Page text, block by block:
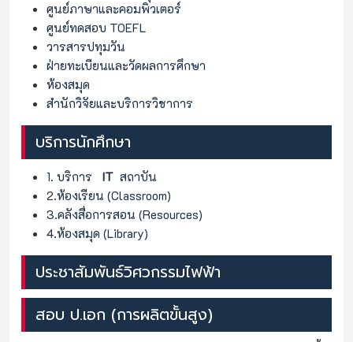
ศูนย์ภาษาและคอมพิวเตอร์
ศูนย์ทดสอบ TOEFL
วารสารปทุมวัน
ฝ่ายทะเบียนและวัดผลการศึกษา
ห้องสมุด
สำนักวิจัยและบริการวิชาการ
บริการนักศึกษา
1. บริการ IT สถาบัน
2.ห้องเรียน (Classroom)
3.คลังสื่อการสอน (Resources)
4.ห้องสมุด (Library)
ประชาสัมพันธ์วิศวกรรมไฟฟ้า
สอบ ป.เอก (การผลิตขั้นสูง)